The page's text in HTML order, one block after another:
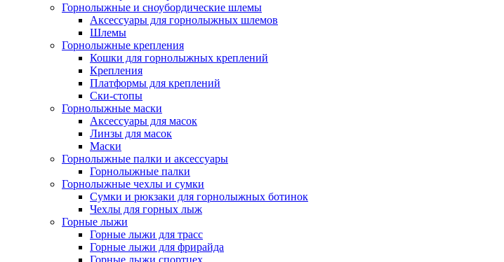
Горнолыжные и сноубордические шлемы
Аксессуары для горнолыжных шлемов
Шлемы
Горнолыжные крепления
Кошки для горнолыжных креплений
Крепления
Платформы для креплений
Ски-стопы
Горнолыжные маски
Аксессуары для масок
Линзы для масок
Маски
Горнолыжные палки и аксессуары
Горнолыжные палки
Горнолыжные чехлы и сумки
Сумки и рюкзаки для горнолыжных ботинок
Чехлы для горных лыж
Горные лыжи
Горные лыжи для трасс
Горные лыжи для фрирайда
Горные лыжи спортцех